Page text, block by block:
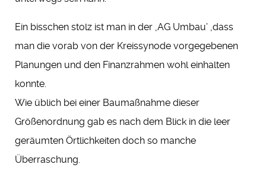
Ein bisschen stolz ist man in der ‚AG Umbau’ ‚dass
man die vorab von der Kreissynode vorgegebenen
Planungen und den Finanzrahmen wohl einhalten
konnte.
Wie üblich bei einer Baumaßnahme dieser
Größenordnung gab es nach dem Blick in die leer
geräumten Örtlichkeiten doch so manche
Überraschung.